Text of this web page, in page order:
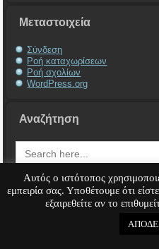
Μεταστοιχεία
Σύνδεση
Ροή καταχωρίσεων
Ροή σχολίων
WordPress.org
Αναζήτηση
Search
for:
Service Υπολογιστή Service Laptop
Αυτός ο ιστότοπος
εμπειρία σας. Υποθέτουμε ότι
εξαιρεθείτε αν το